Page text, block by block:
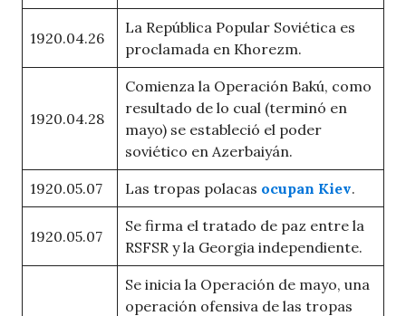
1920.04.26
La República Popular Soviética es
proclamada en Khorezm.
1920.04.28
Comienza la Operación Bakú, como
resultado de lo cual (terminó en
mayo) se estableció el poder
soviético en Azerbaiyán.
1920.05.07 Las tropas polacas ocupan Kiev.
1920.05.07
Se firma el tratado de paz entre la
RSFSR y la Georgia independiente.
Se inicia la Operación de mayo, una
operación ofensiva de las tropas